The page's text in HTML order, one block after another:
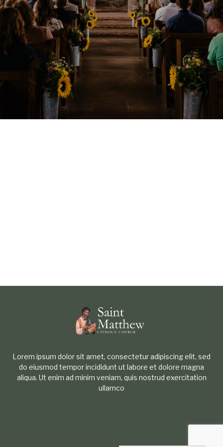
Lorem ipsum dolor sit amet, consectetur adipiscing elit, sed
do eiusmod tempor incididunt ut labore et dolore magna
aliqua. Ut enim ad minim veniam, quis nostrud exercitation
ullamco